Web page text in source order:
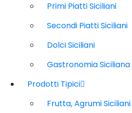
Primi Piatti Siciliani
Secondi Piatti Siciliani
Dolci Siciliani
Gastronomia Siciliana
Prodotti Tipici
Frutta, Agrumi Siciliani